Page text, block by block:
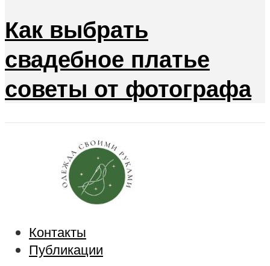
Как выбрать
свадебное платье
советы от фотографа
Контакты
Публикации